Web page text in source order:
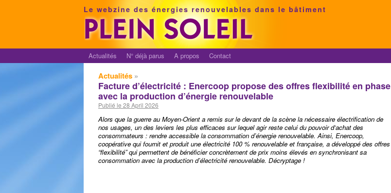
Le webzine des énergies renouvelables dans le bâtiment
Actualités N° déjà parus A propos Contact
Actualités »
Facture d’électricité : Enercoop propose des offres flexibilité en phase
avec la production d’énergie renouvelable
Publié le 28 April 2026
Alors que la guerre au Moyen-Orient a remis sur le devant de la scène la nécessaire électrification de
nos usages, un des leviers les plus efficaces sur lequel agir reste celui du pouvoir d‘achat des
consommateurs : rendre accessible la consommation d’énergie renouvelable. Ainsi, Enercoop,
coopérative qui fournit et produit une électricité 100 % renouvelable et française, a développé des offres
“flexibilité” qui permettent de bénéficier concrètement de prix moins élevés en synchronisant sa
consommation avec la production d’électricité renouvelable. Décryptage !